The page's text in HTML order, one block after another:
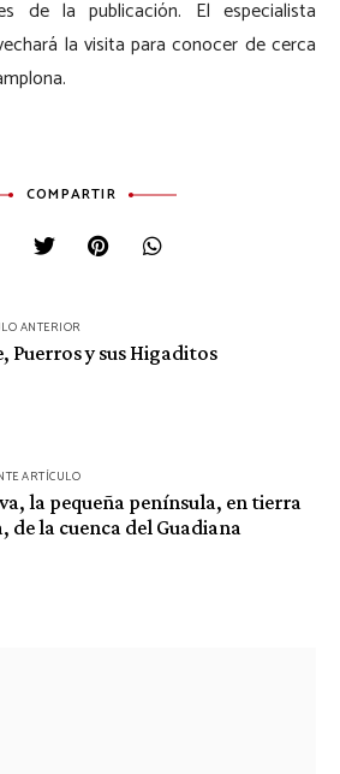
de la publicación. El especialista
la visita para conocer de cerca
COMPARTIR
ANTERIOR
Puerros y sus Higaditos
ARTÍCULO
la pequeña península, en tierra
de la cuenca del Guadiana